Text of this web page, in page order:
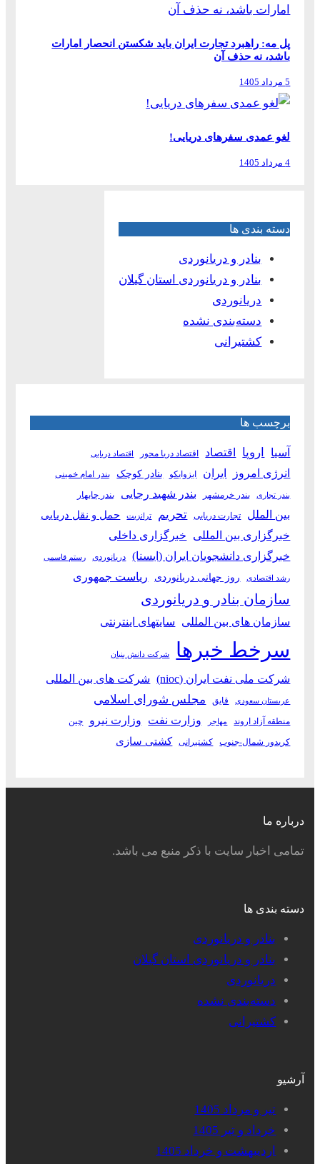
پل مه: راهبرد تجارت ایران باید شکستن انحصار امارات
باشد، نه حذف آن
5 مرداد 1405
لغو عمدی سفرهای دریایی!
4 مرداد 1405
دسته بندی ها
بنادر و دریانوردی
بنادر و دریانوردی استان گیلان
دریانوردی
دسته‌بندی نشده
کشتیرانی
برچسب ها
آسیا اروپا اقتصاد اقتصاد دریا محور اقتصاد دریایی
انرژی امروز ایران ایزوایکو بنادر کوچک بندر امام خمینی
بندر تجاری بندر خرمشهر بندر شهید رجایی بندر چابهار
بین الملل تجارت دریایی تحریم ترانزیت حمل و نقل دریایی
خبرگزاری بین المللی خبرگزاری داخلی
خبرگزاری دانشجویان ایران (ایسنا)
دریانوردی رستم قاسمی
رشد اقتصادی روز جهانی دریانوردی ریاست جمهوری
سازمان بنادر و دریانوردی
سازمان های بین المللی سایتهای اینترنتی
سرخط خبرها شرکت دانش بنیان
شرکت ملی نفت ایران (nioc) شرکت های بین المللی
عربستان سعودی قایق مجلس شورای اسلامی
منطقه آزاد اروند مهاجر وزارت نفت وزارت نیرو چین
کریدور شمال-جنوب کشتیرانی کشتی سازی
درباره ما
تمامی اخبار سایت با ذکر منبع می باشد.
دسته بندی ها
بنادر و دریانوردی
بنادر و دریانوردی استان گیلان
دریانوردی
دسته‌بندی نشده
کشتیرانی
آرشیو
تیر و مرداد 1405
خرداد و تیر 1405
اردیبهشت و خرداد 1405